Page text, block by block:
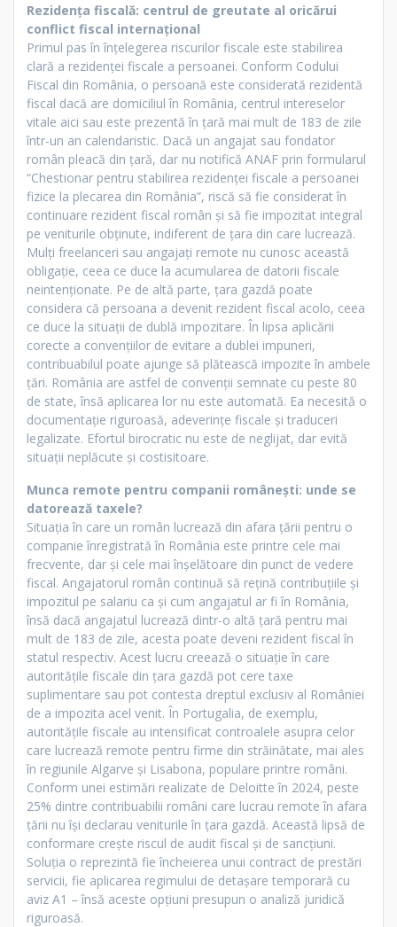
Rezidența fiscală: centrul de greutate al oricărui
conflict fiscal internațional
Primul pas în înțelegerea riscurilor fiscale este stabilirea
clară a rezidenței fiscale a persoanei. Conform Codului
Fiscal din România, o persoană este considerată rezidentă
fiscal dacă are domiciliul în România, centrul intereselor
vitale aici sau este prezentă în țară mai mult de 183 de zile
într-un an calendaristic. Dacă un angajat sau fondator
român pleacă din țară, dar nu notifică ANAF prin formularul
“Chestionar pentru stabilirea rezidenței fiscale a persoanei
fizice la plecarea din România”, riscă să fie considerat în
continuare rezident fiscal român și să fie impozitat integral
pe veniturile obținute, indiferent de țara din care lucrează.
Mulți freelanceri sau angajați remote nu cunosc această
obligație, ceea ce duce la acumularea de datorii fiscale
neintenționate. Pe de altă parte, țara gazdă poate
considera că persoana a devenit rezident fiscal acolo, ceea
ce duce la situații de dublă impozitare. În lipsa aplicării
corecte a convențiilor de evitare a dublei impuneri,
contribuabilul poate ajunge să plătească impozite în ambele
țări. România are astfel de convenții semnate cu peste 80
de state, însă aplicarea lor nu este automată. Ea necesită o
documentație riguroasă, adeverințe fiscale și traduceri
legalizate. Efortul birocratic nu este de neglijat, dar evită
situații neplăcute și costisitoare.
Munca remote pentru companii românești: unde se
datorează taxele?
Situația în care un român lucrează din afara țării pentru o
companie înregistrată în România este printre cele mai
frecvente, dar și cele mai înșelătoare din punct de vedere
fiscal. Angajatorul român continuă să rețină contribuțiile și
impozitul pe salariu ca și cum angajatul ar fi în România,
însă dacă angajatul lucrează dintr-o altă țară pentru mai
mult de 183 de zile, acesta poate deveni rezident fiscal în
statul respectiv. Acest lucru creează o situație în care
autoritățile fiscale din țara gazdă pot cere taxe
suplimentare sau pot contesta dreptul exclusiv al României
de a impozita acel venit. În Portugalia, de exemplu,
autoritățile fiscale au intensificat controalele asupra celor
care lucrează remote pentru firme din străinătate, mai ales
în regiunile Algarve și Lisabona, populare printre români.
Conform unei estimări realizate de Deloitte în 2024, peste
25% dintre contribuabilii români care lucrau remote în afara
țării nu își declarau veniturile în țara gazdă. Această lipsă de
conformare crește riscul de audit fiscal și de sancțiuni.
Soluția o reprezintă fie încheierea unui contract de prestări
servicii, fie aplicarea regimului de detașare temporară cu
aviz A1 – însă aceste opțiuni presupun o analiză juridică
riguroasă.